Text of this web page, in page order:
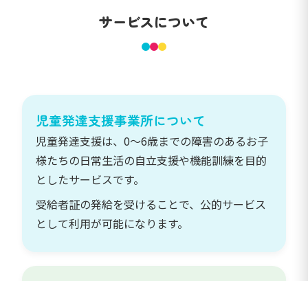
サービスについて
児童発達支援事業所について
児童発達支援は、0～6歳までの障害のあるお子
様たちの日常生活の自立支援や機能訓練を目的
としたサービスです。
受給者証の発給を受けることで、公的サービス
として利用が可能になります。